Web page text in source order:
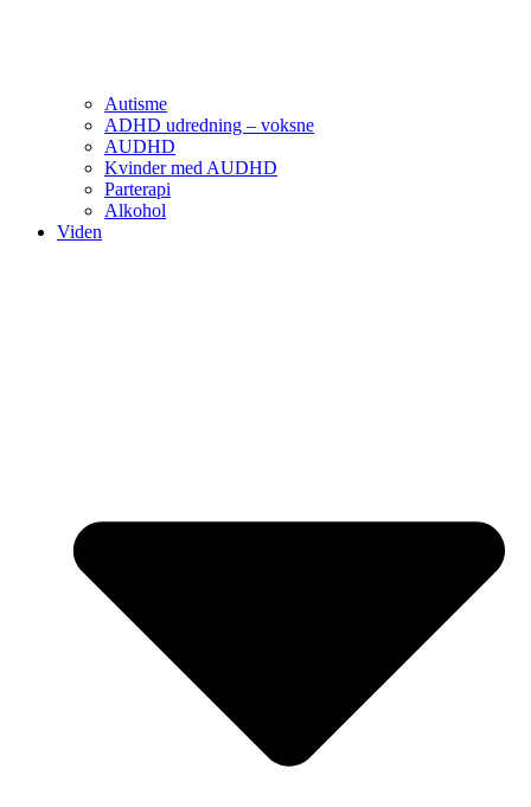
Autisme
ADHD udredning – voksne
AUDHD
Kvinder med AUDHD
Parterapi
Alkohol
Viden